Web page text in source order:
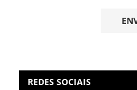
REDES SOCIAIS